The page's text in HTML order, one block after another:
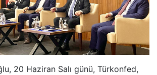
20 Haziran Salı günü, Türkonfed,